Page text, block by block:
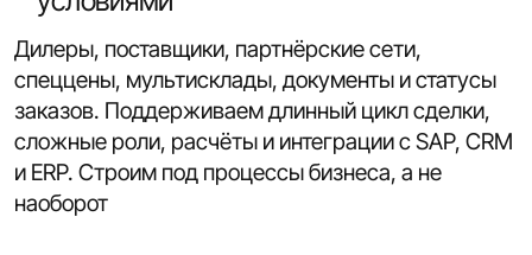
Дилеры, поставщики, партнёрские сети,
спеццены, мультисклады, документы и статусы
заказов. Поддерживаем длинный цикл сделки,
сложные роли, расчёты и интеграции с SAP, CRM
и ERP. Строим под процессы бизнеса, а не
наоборот